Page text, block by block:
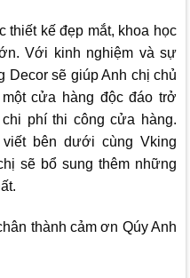
thiết kế đẹp mắt, khoa học
Với kinh nghiệm và sự
Decor sẽ giúp Anh chị chủ
cửa hàng độc đáo trở
phí thi công cửa hàng.
bên dưới cùng Vking
sẽ bổ sung thêm những
thành cảm ơn Qúy Anh